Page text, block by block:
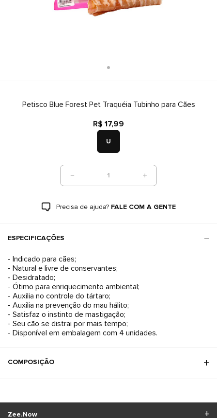
Petisco Blue Forest Pet Traquéia Tubinho para Cães
R$ 17,99
U
1
Precisa de ajuda? FALE COM A GENTE
ESPECIFICAÇÕES
- Indicado para cães;
- Natural e livre de conservantes;
- Desidratado;
- Ótimo para enriquecimento ambiental;
- Auxilia no controle do tártaro;
- Auxilia na prevenção do mau hálito;
- Satisfaz o instinto de mastigação;
- Seu cão se distrai por mais tempo;
- Disponível em embalagem com 4 unidades.
COMPOSIÇÃO
Zee.Now